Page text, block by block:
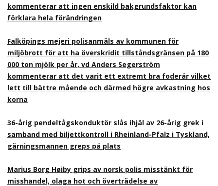
kommenterar att ingen enskild bakgrundsfaktor kan
förklara hela förändringen
Falköpings mejeri polisanmäls av kommunen för
miljöbrott för att ha överskridit tillståndsgränsen på 180
000 ton mjölk per år, vd Anders Segerström
kommenterar att det varit ett extremt bra foderår vilket
lett till bättre mående och därmed högre avkastning hos
korna
36-årig pendeltågskonduktör slås ihjäl av 26-årig grek i
samband med biljettkontroll i Rheinland-Pfalz i Tyskland,
gärningsmannen greps på plats
Marius Borg Høiby grips av norsk polis misstänkt för
misshandel, olaga hot och överträdelse av